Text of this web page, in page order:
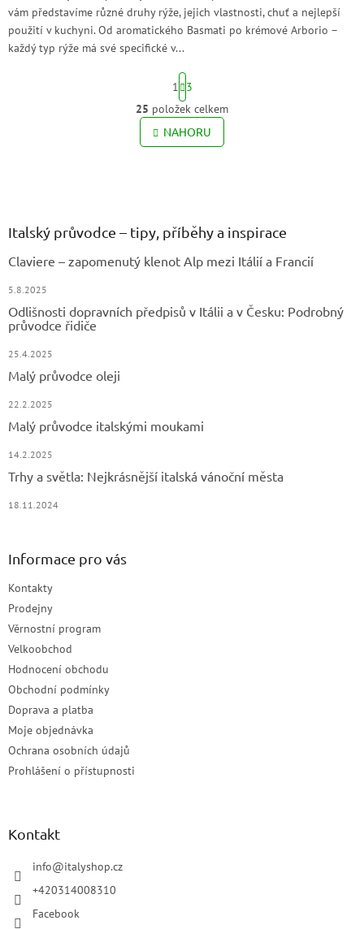
vám představíme různé druhy rýže, jejich vlastnosti, chuť a nejlepší
použití v kuchyni. Od aromatického Basmati po krémové Arborio –
každý typ rýže má své specifické v...
O
v
l
í
p
r
v
v
S
t
r
á
n
k
1
3
25 položek celkem
NAHORU
Italský průvodce – tipy, příběhy a inspirace
Claviere – zapomenutý klenot Alp mezi Itálií a Francií
5.8.2025
Odlišnosti dopravních předpisů v Itálii a v Česku: Podrobný
průvodce řidiče
25.4.2025
Malý průvodce oleji
22.2.2025
Malý průvodce italskými moukami
14.2.2025
Trhy a světla: Nejkrásnější italská vánoční města
18.11.2024
Informace pro vás
Kontakty
Prodejny
Věrnostní program
Velkoobchod
Hodnocení obchodu
Obchodní podmínky
Doprava a platba
Moje objednávka
Ochrana osobních údajů
Prohlášení o přístupnosti
Kontakt
info@italyshop.cz
+420314008310
Facebook